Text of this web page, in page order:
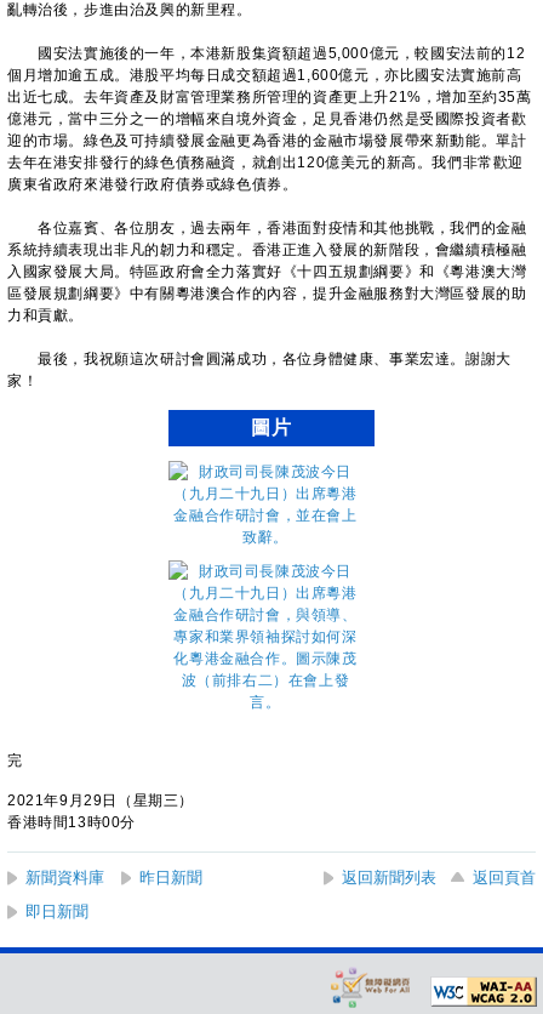
亂轉治後，步進由治及興的新里程。
國安法實施後的一年，本港新股集資額超過5,000億元，較國安法前的12
個月增加逾五成。港股平均每日成交額超過1,600億元，亦比國安法實施前高
出近七成。去年資產及財富管理業務所管理的資產更上升21%，增加至約35萬
億港元，當中三分之一的增幅來自境外資金，足見香港仍然是受國際投資者歡
迎的市場。綠色及可持續發展金融更為香港的金融市場發展帶來新動能。單計
去年在港安排發行的綠色債務融資，就創出120億美元的新高。我們非常歡迎
廣東省政府來港發行政府債券或綠色債券。
各位嘉賓、各位朋友，過去兩年，香港面對疫情和其他挑戰，我們的金融
系統持續表現出非凡的韌力和穩定。香港正進入發展的新階段，會繼續積極融
入國家發展大局。特區政府會全力落實好《十四五規劃綱要》和《粵港澳大灣
區發展規劃綱要》中有關粵港澳合作的內容，提升金融服務對大灣區發展的助
力和貢獻。
最後，我祝願這次研討會圓滿成功，各位身體健康、事業宏達。謝謝大
家！
圖片
完
2021年9月29日（星期三）
香港時間13時00分
新聞資料庫 昨日新聞 返回新聞列表
返回頁首
即日新聞